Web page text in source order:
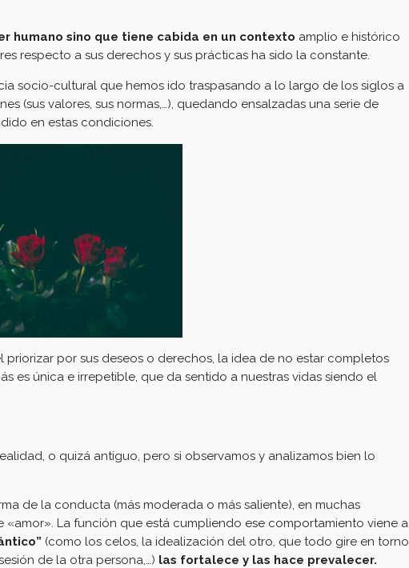
humano sino que tiene cabida en un contexto amplio e histórico
respecto a sus derechos y sus prácticas ha sido la constante.
socio-cultural que hemos ido traspasando a lo largo de los siglos a
(sus valores, sus normas,…), quedando ensalzadas una serie de
en estas condiciones.
por sus deseos o derechos, la idea de no estar completos
es única e irrepetible, que da sentido a nuestras vidas siendo el
o quizá antiguo, pero si observamos y analizamos bien lo
de la conducta (más moderada o más saliente), en muchas
La función que está cumpliendo ese comportamiento viene a
(como los celos, la idealización del otro, que todo gire en torno
de la otra persona,…) las fortalece y las hace prevalecer.